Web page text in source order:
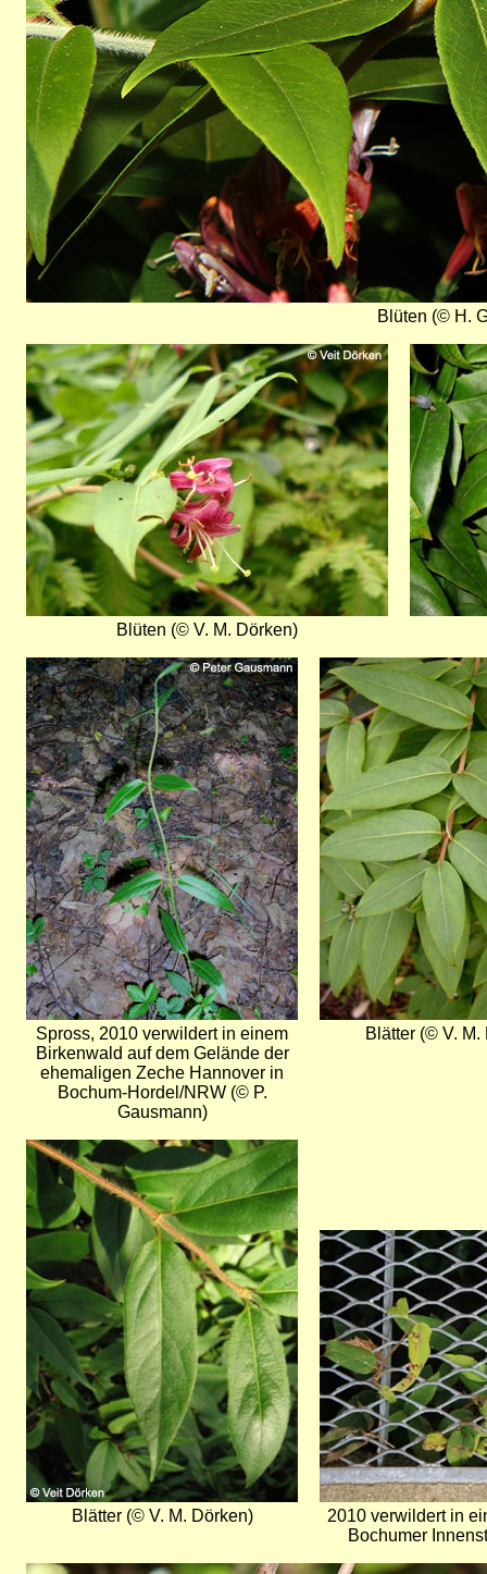
Blüten (© H.
Bild
Blüten (© V. M. Dörken)
Bild
Bild
Spross, 2010 verwildert in einem
Birkenwald auf dem Gelände der
ehemaligen Zeche Hannover in
Bochum-Hordel/NRW (© P.
Gausmann)
Bild
Blätter (© V. M.
Bild
Blätter (© V. M. Dörken)
Bild
2010 verwildert in
Bochumer